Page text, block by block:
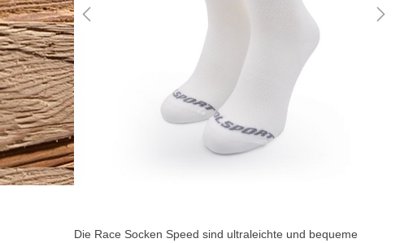
Die Race Socken Speed sind ultraleichte und bequeme